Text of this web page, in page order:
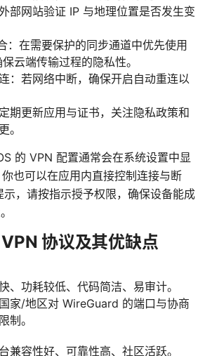
部网站验证 IP 与地理位置是否发生变
：在需要保护的同步通道中优先使用
云端传输过程的隐私性。
：若网络中断，确保开启自动重连以
期更新应用与证书，关注隐私政策和
。
的 VPN 配置通常会在系统设置中显
你也可以在应用内直接控制连接与断
，请按指示授予权限，确保设备能成
协议及其优缺点
、功耗较低、代码简洁、易审计。
家/地区对 WireGuard 的端口与协商
制。
兼容性好、可靠性高、社区活跃。